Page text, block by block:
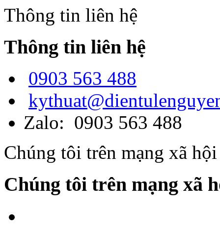
Thông tin liên hệ
Thông tin liên hệ
0903 563 488
Zalo: 0903 563 488
Chúng tôi trên mạng xã hội
Chúng tôi trên mạng xã